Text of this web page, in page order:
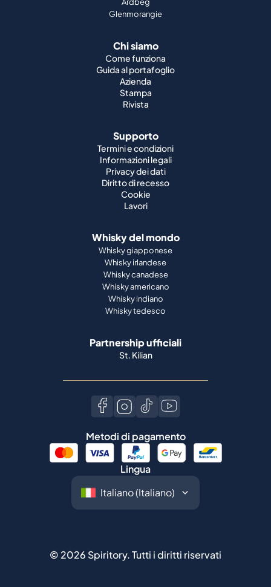
Glenmorangie
Chi siamo
Come funziona
Guida al portafoglio
Azienda
Stampa
Rivista
Supporto
Termini e condizioni
Informazioni legali
Privacy dei dati
Diritto di recesso
Cookie
Lavori
Whisky del mondo
Whisky giapponese
Whisky irlandese
Whisky canadese
Whisky americano
Whisky indiano
Whisky tedesco
Partnership ufficiali
St. Kilian
Metodi di pagamento
Lingua
© 2026 Spiritory.Tutti i diritti riservati